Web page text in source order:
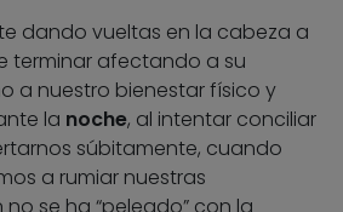
dando vueltas en la cabeza a
terminar afectando a su
a nuestro bienestar físico y
la noche, al intentar conciliar
súbitamente, cuando
a rumiar nuestras